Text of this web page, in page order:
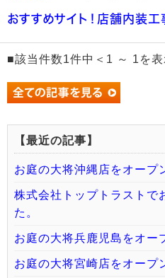
おすすめサイト！店舗内装
■該当件数1件中＜1 ～ 1を
【最近の記事】
お庭の大将沖縄店をオープ
株式会社トップトラストで
た。
お庭の大将兵鹿児島をオー
お庭の大将宮崎店をオープ